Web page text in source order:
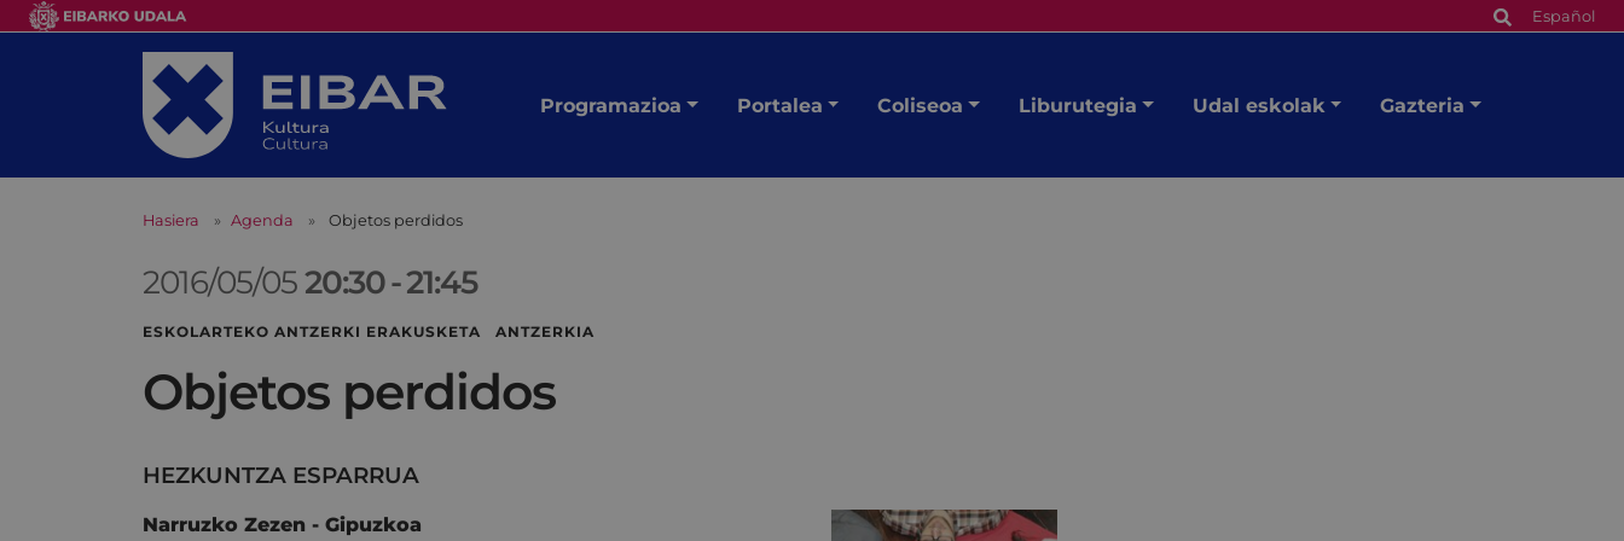
Español
Programazioa Portalea Coliseoa Liburutegia Udal eskolak Gazteria
Hasiera Agenda Objetos perdidos
2016/05/0520:30-21:45
ESKOLARTEKO ANTZERKI ERAKUSKETA ANTZERKIA
Objetos perdidos
HEZKUNTZA ESPARRUA
Narruzko Zezen - Gipuzkoa